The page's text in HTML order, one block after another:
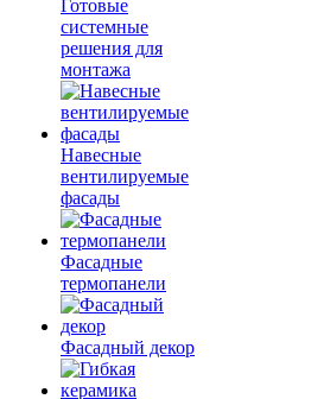
Готовые
системные
решения для
монтажа
Навесные
вентилируемые
фасады
Фасадные
термопанели
Фасадный декор